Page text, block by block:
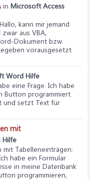
in Microsoft Access
kann mir jemand
aus VBA,
Dokument bzw.
vorausgesetzt
Word Hilfe
eine Frage. Ich habe
Button programmiert.
und setzt Text für
mit
Hilfe
mit Tabelleneinträgen:
habe ein Formular
in meine Datenbank
programmieren,